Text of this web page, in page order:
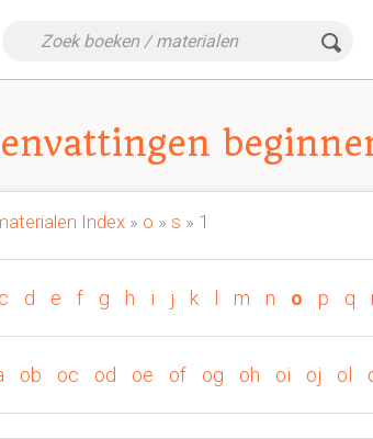
Index » o » s » 1
c d e f g h i j k m n o p q
ob oc od oe of og oh oi oj ol